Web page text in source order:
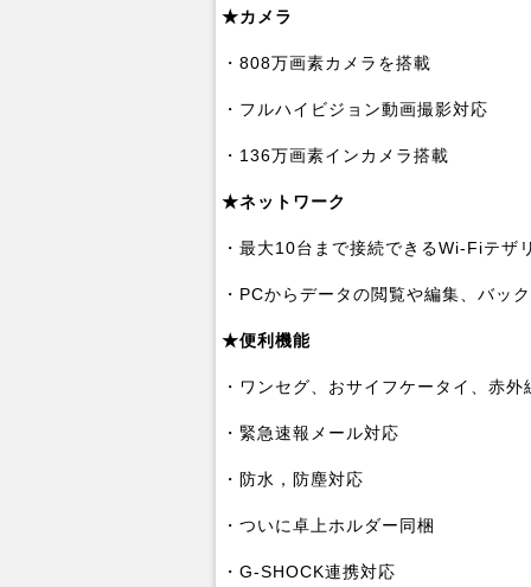
★カメラ
・808万画素カメラを搭載
・フルハイビジョン動画撮影対応
・136万画素インカメラ搭載
★ネットワーク
・最大10台まで接続できるWi-Fiテザ
・PCからデータの閲覧や編集、バッ
★便利機能
・ワンセグ、おサイフケータイ、赤外
・緊急速報メール対応
・防水，防塵対応
・ついに卓上ホルダー同梱
・G-SHOCK連携対応